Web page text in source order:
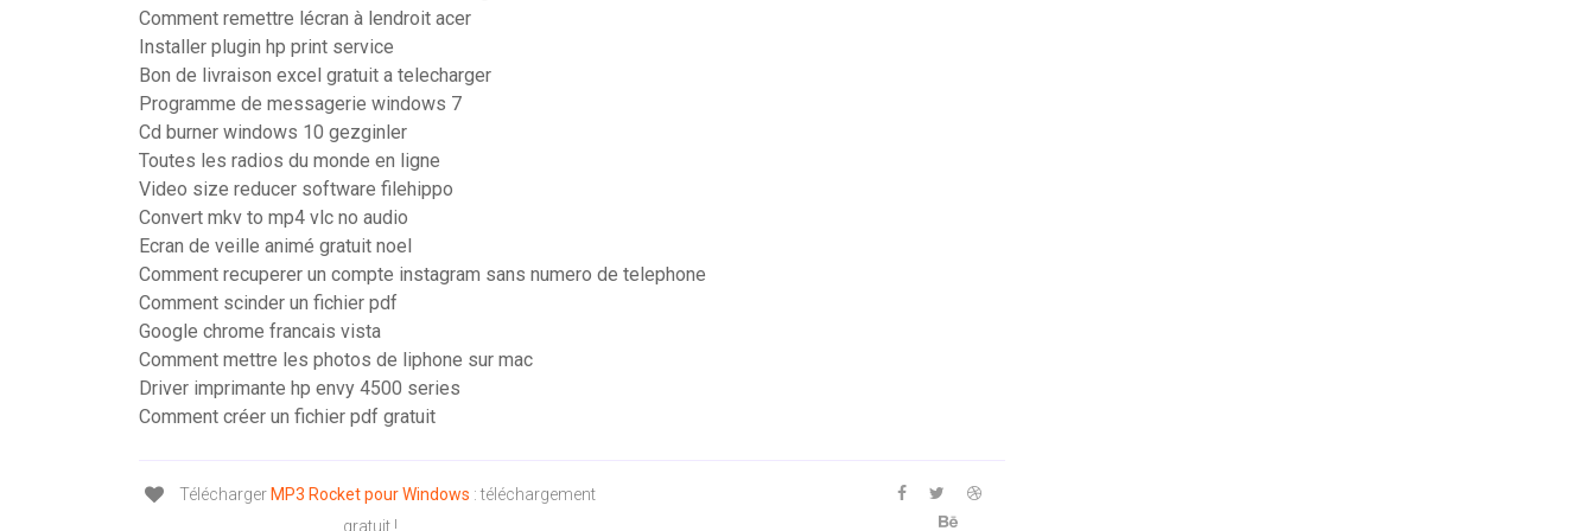
Comment remettre lécran à lendroit acer
Installer plugin hp print service
Bon de livraison excel gratuit a telecharger
Programme de messagerie windows 7
Cd burner windows 10 gezginler
Toutes les radios du monde en ligne
Video size reducer software filehippo
Convert mkv to mp4 vlc no audio
Ecran de veille animé gratuit noel
Comment recuperer un compte instagram sans numero de telephone
Comment scinder un fichier pdf
Google chrome francais vista
Comment mettre les photos de liphone sur mac
Driver imprimante hp envy 4500 series
Comment créer un fichier pdf gratuit
Télécharger MP3 RocketpourWindows : téléchargement
gratuit !